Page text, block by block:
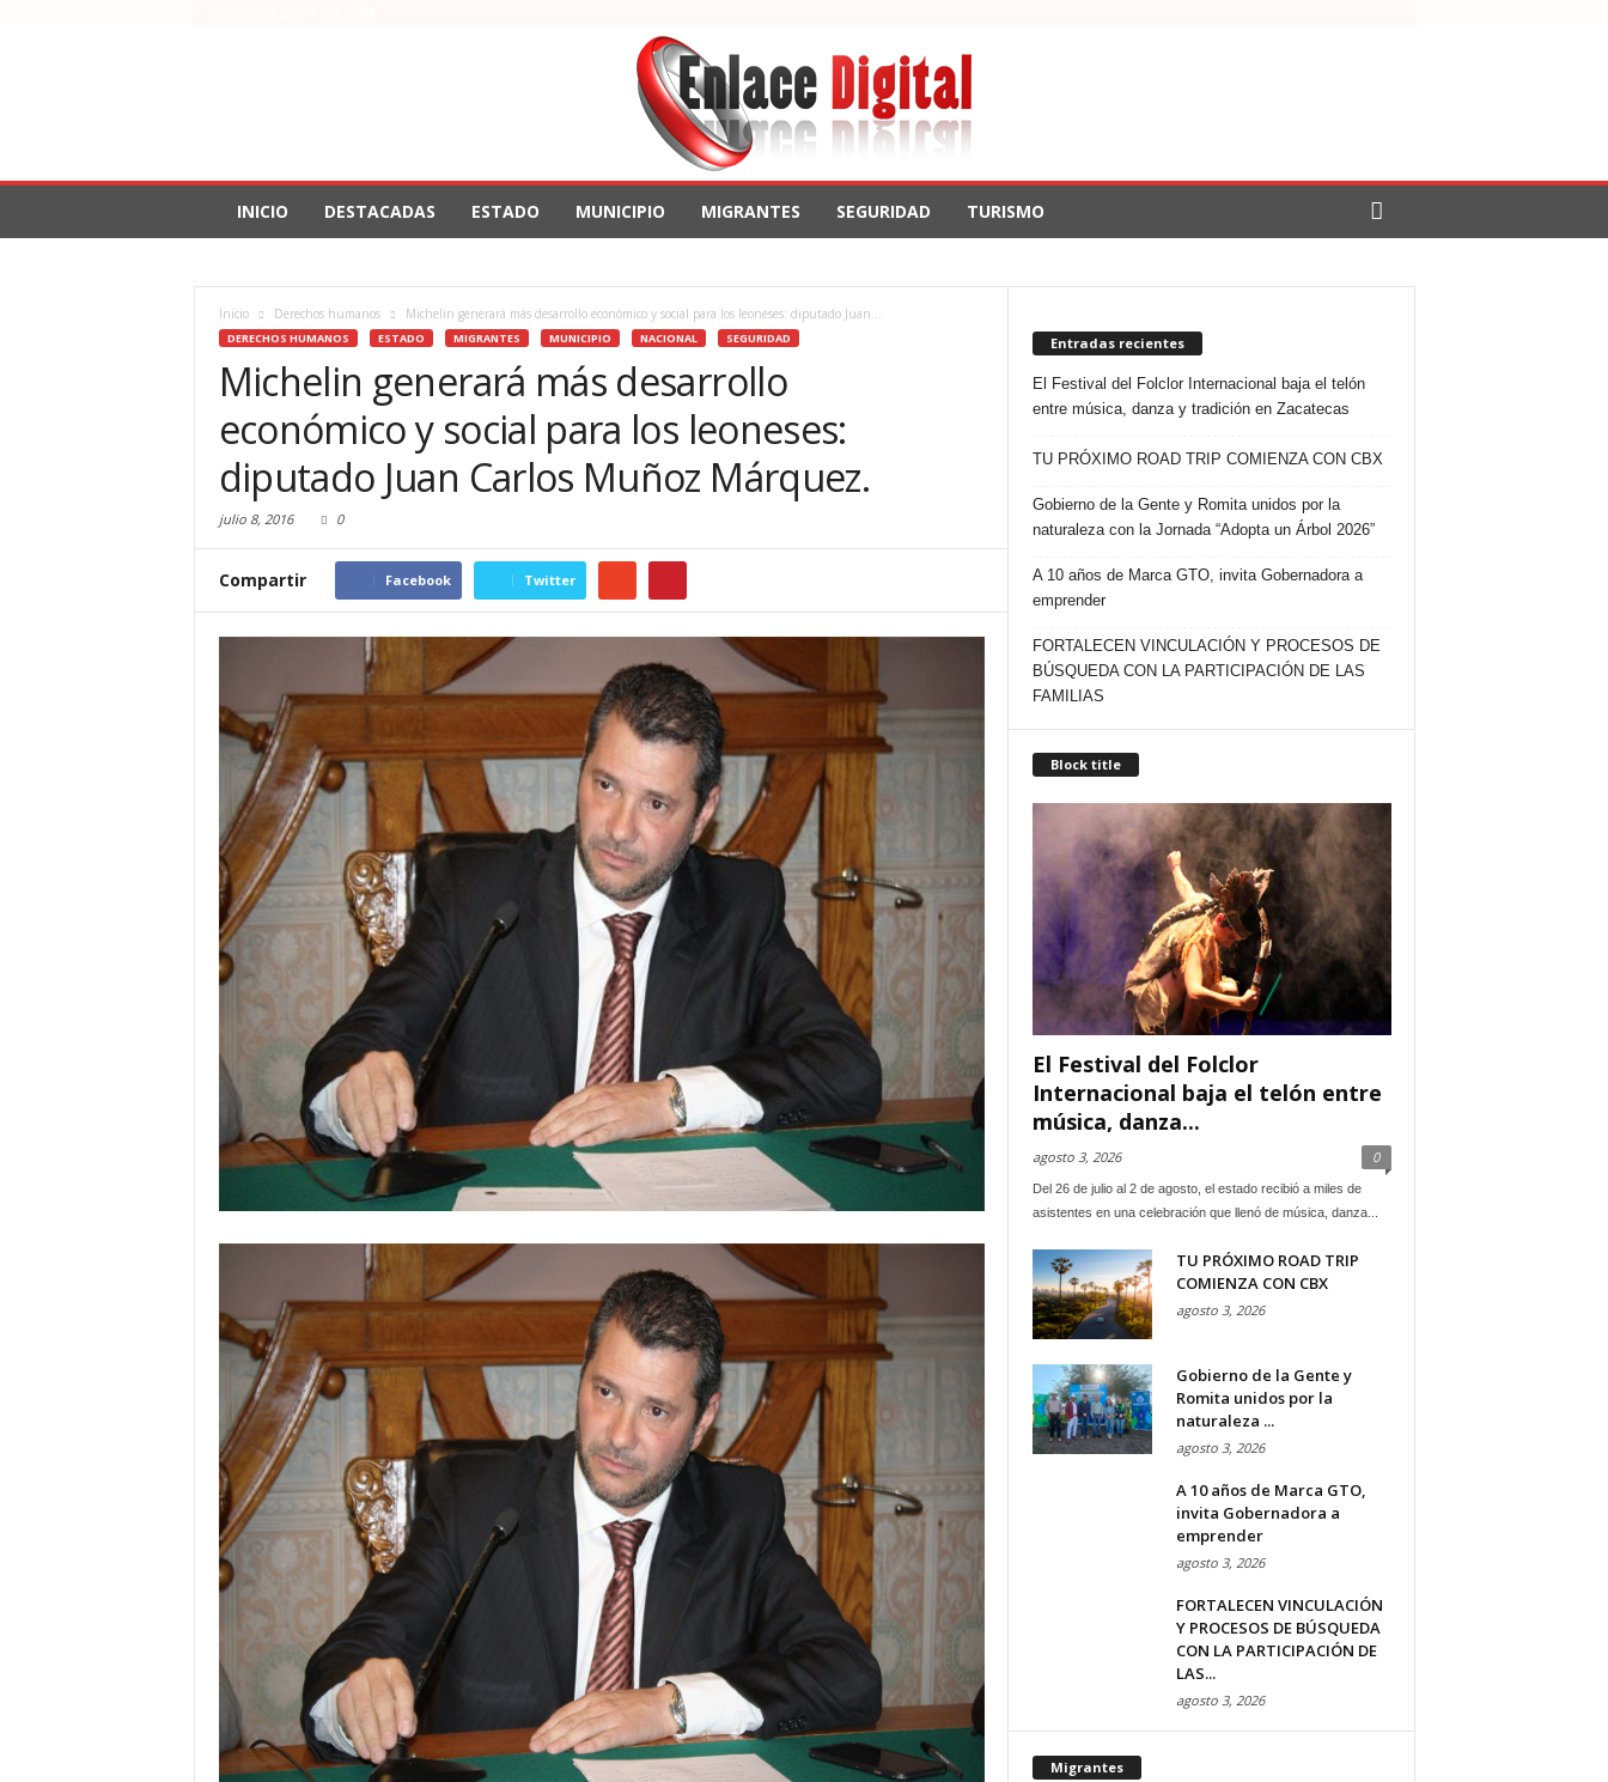
INICIO DESTACADAS ESTADO MUNICIPIO MIGRANTES SEGURIDAD TURISMO
Inicio Derechos humanos Michelin generará más desarrollo económico y social para los leoneses: diputado Juan...
DERECHOS HUMANOS ESTADO MIGRANTES MUNICIPIO NACIONAL SEGURIDAD
Michelin generará más desarrollo
económico y social para los leoneses:
diputado Juan Carlos Muñoz Márquez.
julio 8, 2016 0
Compartir Facebook Twitter
Entradas recientes
El Festival del Folclor Internacional baja el telón
entre música, danza y tradición en Zacatecas
TU PRÓXIMO ROAD TRIP COMIENZA CON CBX
Gobierno de la Gente y Romita unidos por la
naturaleza con la Jornada “Adopta un Árbol 2026”
A 10 años de Marca GTO, invita Gobernadora a
emprender
FORTALECEN VINCULACIÓN Y PROCESOS DE
BÚSQUEDA CON LA PARTICIPACIÓN DE LAS
FAMILIAS
Block title
El Festival del Folclor
Internacional baja el telón entre
música, danza...
agosto 3, 2026 0
Del 26 de julio al 2 de agosto, el estado recibió a miles de
asistentes en una celebración que llenó de música, danza...
TU PRÓXIMO ROAD TRIP
COMIENZA CON CBX
agosto 3, 2026
Gobierno de la Gente y
Romita unidos por la
naturaleza ...
agosto 3, 2026
A 10 años de Marca GTO,
invita Gobernadora a
emprender
agosto 3, 2026
FORTALECEN VINCULACIÓN
Y PROCESOS DE BÚSQUEDA
CON LA PARTICIPACIÓN DE
LAS...
agosto 3, 2026
Migrantes